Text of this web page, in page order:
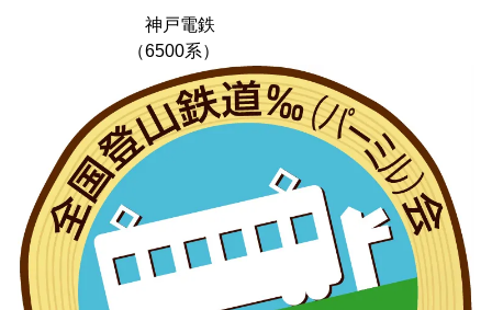
神戸電鉄
（6500系）